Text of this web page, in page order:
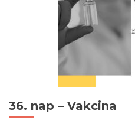
36. nap – Vakcina